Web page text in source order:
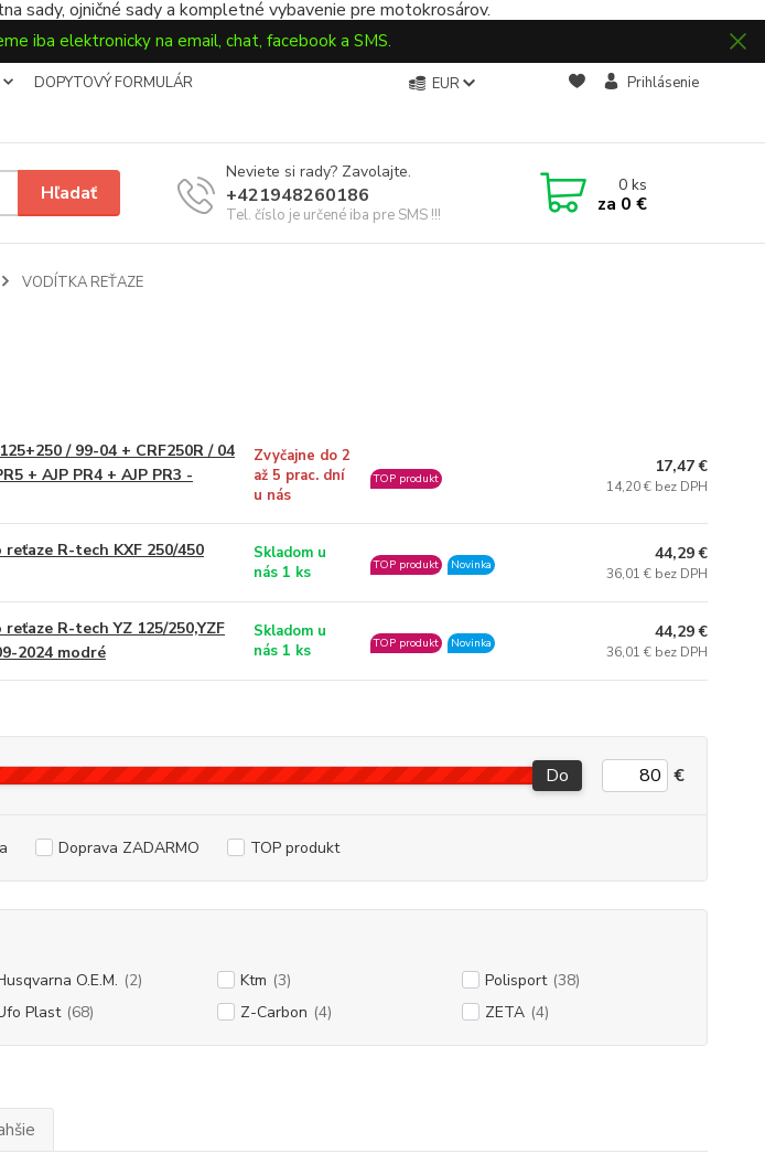
sady, ojničné sady a kompletné vybavenie pre motokrosárov.
iba elektronicky na email, chat, facebook a SMS.
DOPYTOVÝ FORMULÁR
EUR Prihlásenie
Hľadať
Neviete si rady? Zavolajte.
+421948260186
Tel. číslo je určené iba pre SMS !!!
0ks
za 0 €
VODÍTKA REŤAZE
/ 99-04 + CRF250R / 04
+ AJP PR4 + AJP PR3 -
Zvyčajne do 2
až 5 prac. dní
u nás
TOP produkt
17,47 €
14,20 € bez DPH
R-tech KXF 250/450
Skladom u
nás 1 ks
TOP produkt Novinka
44,29 €
36,01 € bez DPH
R-tech YZ 125/250,YZF
2024 modré
Skladom u
nás 1 ks
TOP produkt Novinka
44,29 €
36,01 € bez DPH
Do €
Doprava ZADARMO TOP produkt
O.E.M. (2) Ktm (3) Polisport (38)
Plast (68) Z-Carbon (4) ZETA (4)